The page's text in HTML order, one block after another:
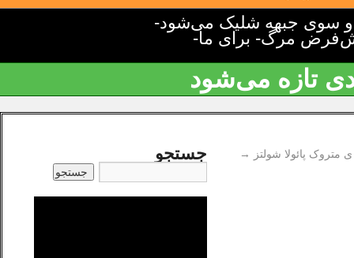
سوی جبهه شلیک می‌شود-
مرگ- برای ما-
تازه می‌شود
متروک پائولا شولتز → جستجو